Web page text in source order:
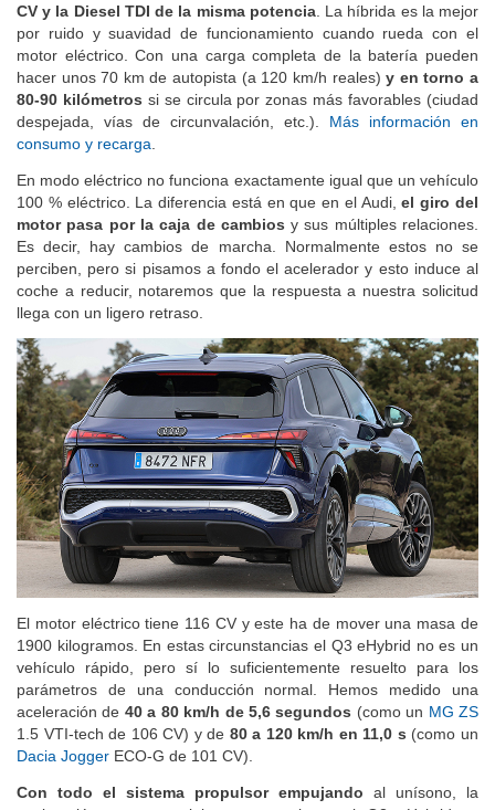
CV y la Diesel TDI de la misma potencia. La híbrida es la mejor
por ruido y suavidad de funcionamiento cuando rueda con el
motor eléctrico. Con una carga completa de la batería pueden
hacer unos 70 km de autopista (a 120 km/h reales)y en torno a
80-90 kilómetros si se circula por zonas más favorables (ciudad
despejada, vías de circunvalación, etc.). Más información en
consumo y recarga
En modo eléctrico no funciona exactamente igual que un vehículo
100 % eléctrico. La diferencia está en que en el Audi,el giro del
motor pasa por la caja de cambios y sus múltiples relaciones.
Es decir, hay cambios de marcha. Normalmente estos no se
perciben, pero si pisamos a fondo el acelerador y esto induce al
coche a reducir, notaremos que la respuesta a nuestra solicitud
llega con un ligero retraso.
El motor eléctrico tiene 116 CV y este ha de mover una masa de
1900 kilogramos. En estas circunstancias el Q3 eHybrid no es un
vehículo rápido, pero sí lo suficientemente resuelto para los
parámetros de una conducción normal. Hemos medido una
aceleración de 40 a 80 km/h de 5,6 segundos (como un MG ZS
1.5 VTI-tech de 106 CV) y de 80 a 120 km/h en 11,0 s (como un
Dacia Jogger ECO-G de 101 CV).
Con todo el sistema propulsor empujando al unísono, la